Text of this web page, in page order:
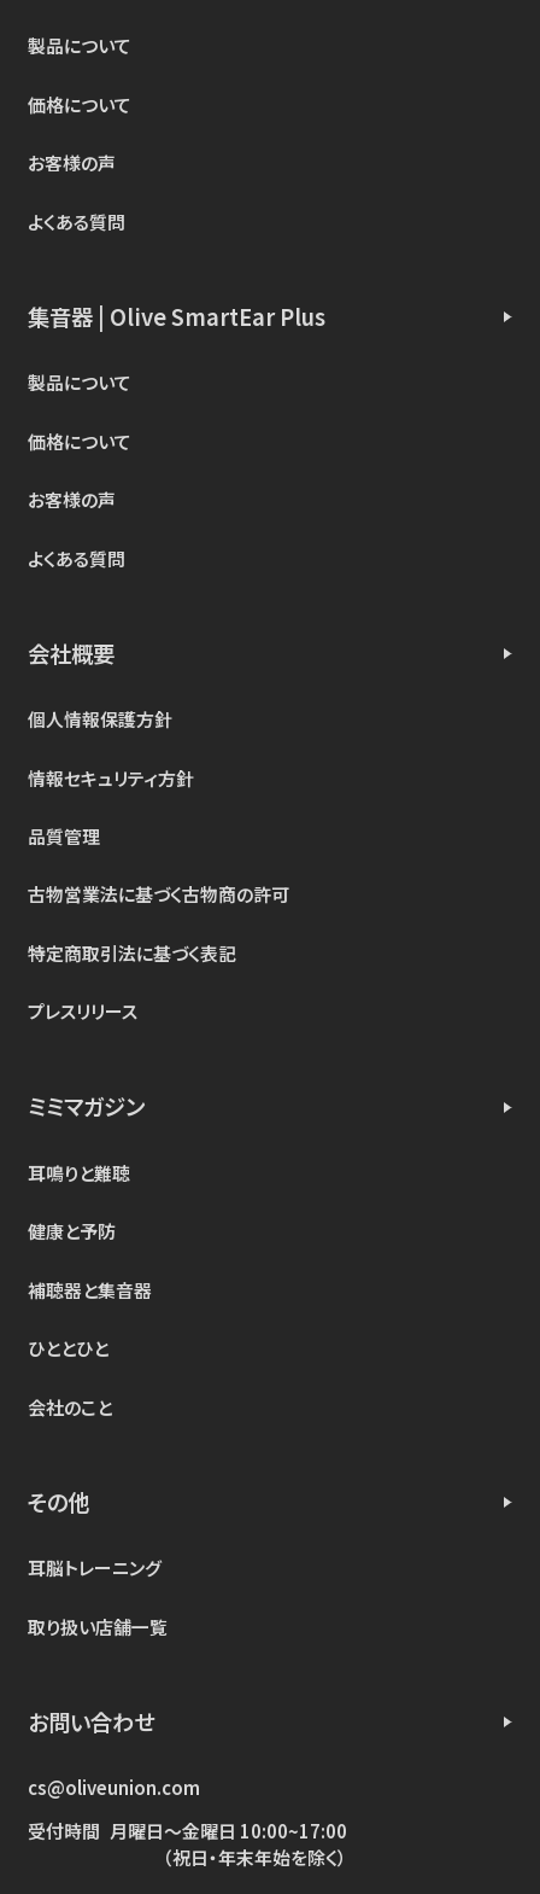
製品について
価格について
お客様の声
よくある質問
集音器 | Olive SmartEar Plus
製品について
価格について
お客様の声
よくある質問
会社概要
個人情報保護方針
情報セキュリティ方針
品質管理
古物営業法に基づく古物商の許可
特定商取引法に基づく表記
プレスリリース
ミミマガジン
耳鳴りと難聴
健康と予防
補聴器と集音器
ひととひと
会社のこと
その他
耳脳トレーニング
取り扱い店舗一覧
お問い合わせ
cs@oliveunion.com
受付時間 月曜日～金曜日 10:00~17:00
（祝日・年末年始を除く）